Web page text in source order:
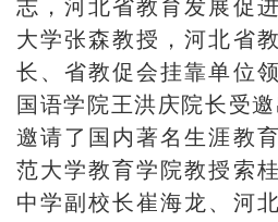
志，河北省教育发展促
大学张森教授，河北省
长、省教促会挂靠单位
国语学院王洪庆院长受
邀请了国内著名生涯教
范大学教育学院教授索
中学副校长崔海龙、河